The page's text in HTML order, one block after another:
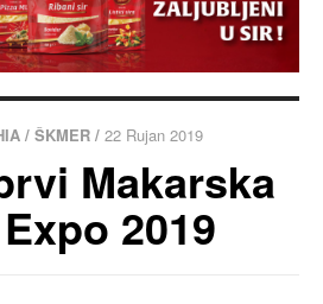
/ ŠKMER / 22 Rujan 2019
Makarska
2019